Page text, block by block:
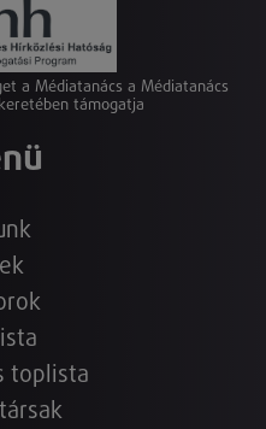
a Médiatanács a Médiatanács
támogatja
toplista